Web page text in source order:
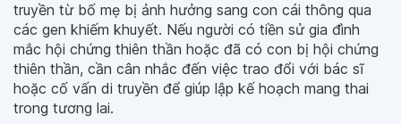
truyền từ bố mẹ bị ảnh hưởng sang con cái thông qua
các gen khiếm khuyết. Nếu người có tiền sử gia đình
mắc hội chứng thiên thần hoặc đã có con bị hội chứng
thiên thần, cần cân nhắc đến việc trao đổi với bác sĩ
hoặc cố vấn di truyền để giúp lập kế hoạch mang thai
trong tương lai.